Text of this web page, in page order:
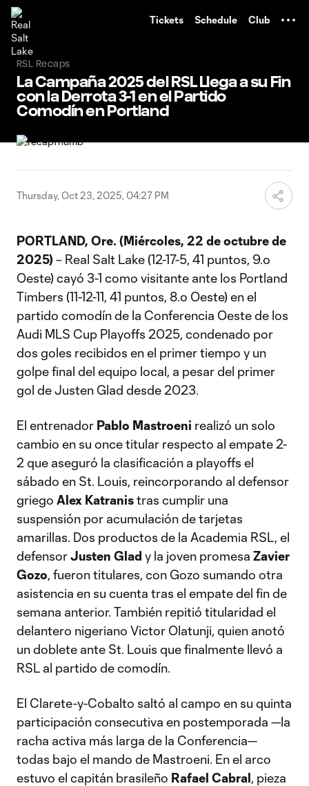
Tickets Schedule Club
RSL Recaps
La Campaña 2025 del RSL Llega a su Fin
con la Derrota 3-1 en el Partido
Comodín en Portland
Thursday, Oct 23, 2025, 04:27 PM
PORTLAND, Ore. (Miércoles, 22 de octubre de
2025) – Real Salt Lake (12-17-5, 41 puntos, 9.º
Oeste) cayó 3-1 como visitante ante los Portland
Timbers (11-12-11, 41 puntos, 8.º Oeste) en el
partido comodín de la Conferencia Oeste de los
Audi MLS Cup Playoffs 2025, condenado por
dos goles recibidos en el primer tiempo y un
golpe final del equipo local, a pesar del primer
gol de Justen Glad desde 2023.
El entrenador Pablo Mastroeni realizó un solo
cambio en su once titular respecto al empate 2-
2 que aseguró la clasificación a playoffs el
sábado en St. Louis, reincorporando al defensor
griego Alex Katranistras cumplir una
suspensión por acumulación de tarjetas
amarillas. Dos productos de la Academia RSL, el
defensorJusten Glad y la joven promesa Zavier
Gozo, fueron titulares, con Gozo sumando otra
asistencia en su cuenta tras el empate del fin de
semana anterior. También repitió titularidad el
delantero nigeriano Victor Olatunji, quien anotó
un doblete ante St. Louis que finalmente llevó a
RSL al partido de comodín.
El Clarete-y-Cobalto saltó al campo en su quinta
participación consecutiva en postemporada —la
racha activa más larga de la Conferencia—
todas bajo el mando de Mastroeni. En el arco
estuvo el capitán brasileño Rafael Cabral, pieza